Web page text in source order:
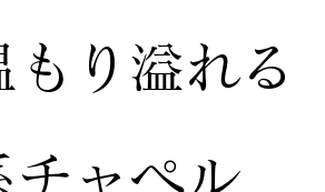
もり溢れる
チャペル